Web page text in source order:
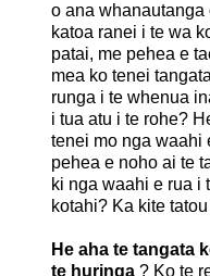
o ana whanautanga
katoa ranei i te wa
patai, me pehea e
mea ko tenei
runga i te whenua
i tua atu i te rohe?
tenei mo nga waahi
pehea e noho ai te
ki nga waahi e rua i
kotahi? Ka kite
He aha te tangata
te huringa? Ko te